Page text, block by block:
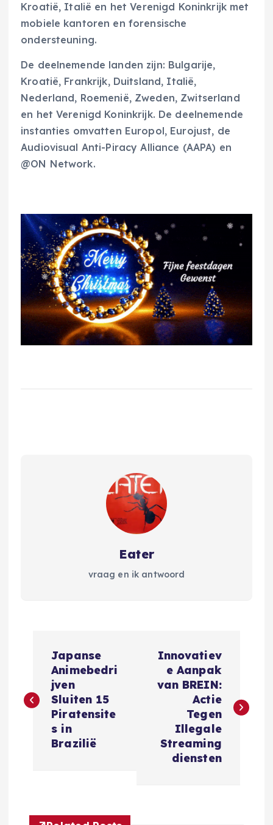
Kroatië, Italië en het Verenigd Koninkrijk met
mobiele kantoren en forensische
ondersteuning.
De deelnemende landen zijn: Bulgarije,
Kroatië, Frankrijk, Duitsland, Italië,
Nederland, Roemenië, Zweden, Zwitserland
en het Verenigd Koninkrijk. De deelnemende
instanties omvatten Europol, Eurojust, de
Audiovisual Anti-Piracy Alliance (AAPA) en
@ON Network.
Eater
vraag en ik antwoord
r
Japanse
Animebedri
jven
Sluiten 15
Piratensite
s in
Brazilië
Innovatiev
e Aanpak
van BREIN:
Actie
Tegen
Illegale
Streaming
diensten